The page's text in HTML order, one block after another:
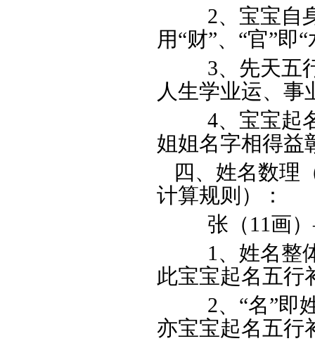
2、宝宝自身
用“财”、“官”即
3、先天五行
人生学业运、事
4、宝宝起名
姐姐名字相得益
四、姓名数理
计算规则）：
张（11画
1、 姓名整
此宝宝起名五行
2、“名”即
亦宝宝起名五行